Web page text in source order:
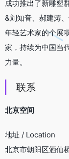
成功推出了新雕塑
&刘知音、郝建涛
年轻艺术家的个展
家，持续为中国当
力量。
联系
北京空间
地址 / Location
北京市朝阳区酒仙